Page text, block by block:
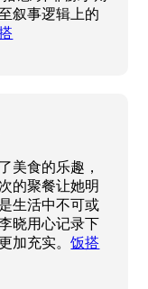
叙事逻辑上的
美食的乐趣，
的聚餐让她明
生活中不可或
晓用心记录下
加充实。饭搭